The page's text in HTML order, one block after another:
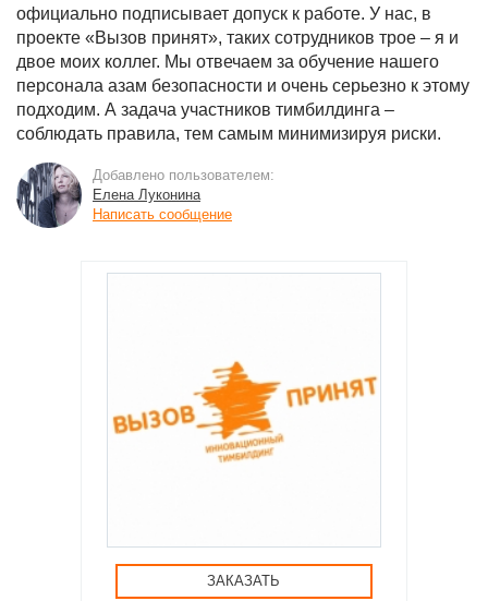
официально подписывает допуск к работе. У нас, в
проекте «Вызов принят», таких сотрудников трое – я и
двое моих коллег. Мы отвечаем за обучение нашего
персонала азам безопасности и очень серьезно к этому
подходим. А задача участников тимбилдинга –
соблюдать правила, тем самым минимизируя риски.
Добавлено пользователем:
Елена Луконина
Написать сообщение
ЗАКАЗАТЬ